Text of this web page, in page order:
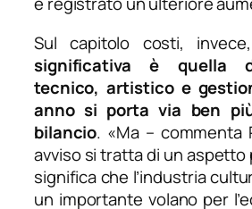
Sul capitolo costi, invece,
significativa è quella
tecnico, artistico e
anno si porta via ben
bilancio. «Ma– commenta
avviso si tratta di un
significa che l’industria
un importante volano per